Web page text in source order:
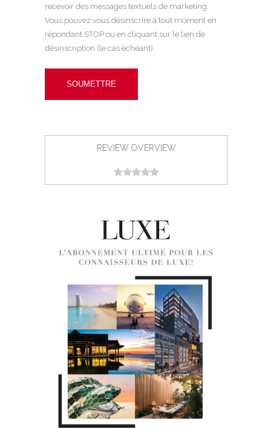
recevoir des messages textuels de marketing.
Vous pouvez vous désinscrire à tout moment en
répondant STOP ou en cliquant sur le lien de
désinscription (le cas échéant).
REVIEW OVERVIEW